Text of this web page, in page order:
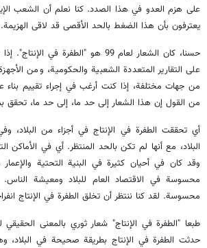
على هزم العدو في هذا الصدد. كنا نعلم أن الشعب
يعترفون بأن هذا الضغط بالحد الأقصى قد لاقى الهزيمة.
حسنا، كان الشعار لعام 99 هو "الطفرة في
على التقارير المتعددة الشعبية والحكومية، ومن
من جهات مختلفة، إذا كنت أرغب في إجراء تقييم بناء
من القول إن هذا الشعار إلى حد ما، إلى حد ما، تحقق
أي تحققت الطفرة في الإنتاج في أجزاء من البلاد،
البلاد، مع أنها لم تكن بالحد المنتظر. أي في الأماكن
وقد كان في أحيان كثيرة في البنية التحتية
محسوسة في الاقتصاد العام للبلاد ومعيشة
محسوسة. لقد كنا ننتظر أن تخلق الطفرة في الإنتاج
طبعا "الطفرة في الإنتاج" شعار ثوري بالمعنى
حدثت الطفرة في الإنتاج بطريقة صحيحة في البلاد،